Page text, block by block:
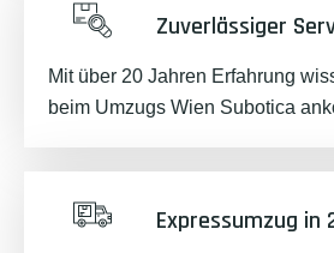
Zuverlässiger
Mit über 20 Jahren Erfahrung
beim Umzugs Wien Subotica
Expressumzug in